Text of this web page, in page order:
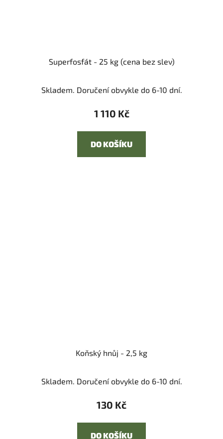
Superfosfát - 25 kg (cena bez slev)
Skladem. Doručení obvykle do 6-10 dní.
1 110 Kč
DO KOŠÍKU
Koňský hnůj - 2,5 kg
Skladem. Doručení obvykle do 6-10 dní.
130 Kč
DO KOŠÍKU